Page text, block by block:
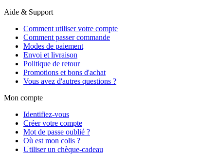
Aide & Support
Comment utiliser votre compte
Comment passer commande
Modes de paiement
Envoi et livraison
Politique de retour
Promotions et bons d'achat
Vous avez d'autres questions ?
Mon compte
Identifiez-vous
Créer votre compte
Mot de passe oublié ?
Où est mon colis ?
Utiliser un chèque-cadeau